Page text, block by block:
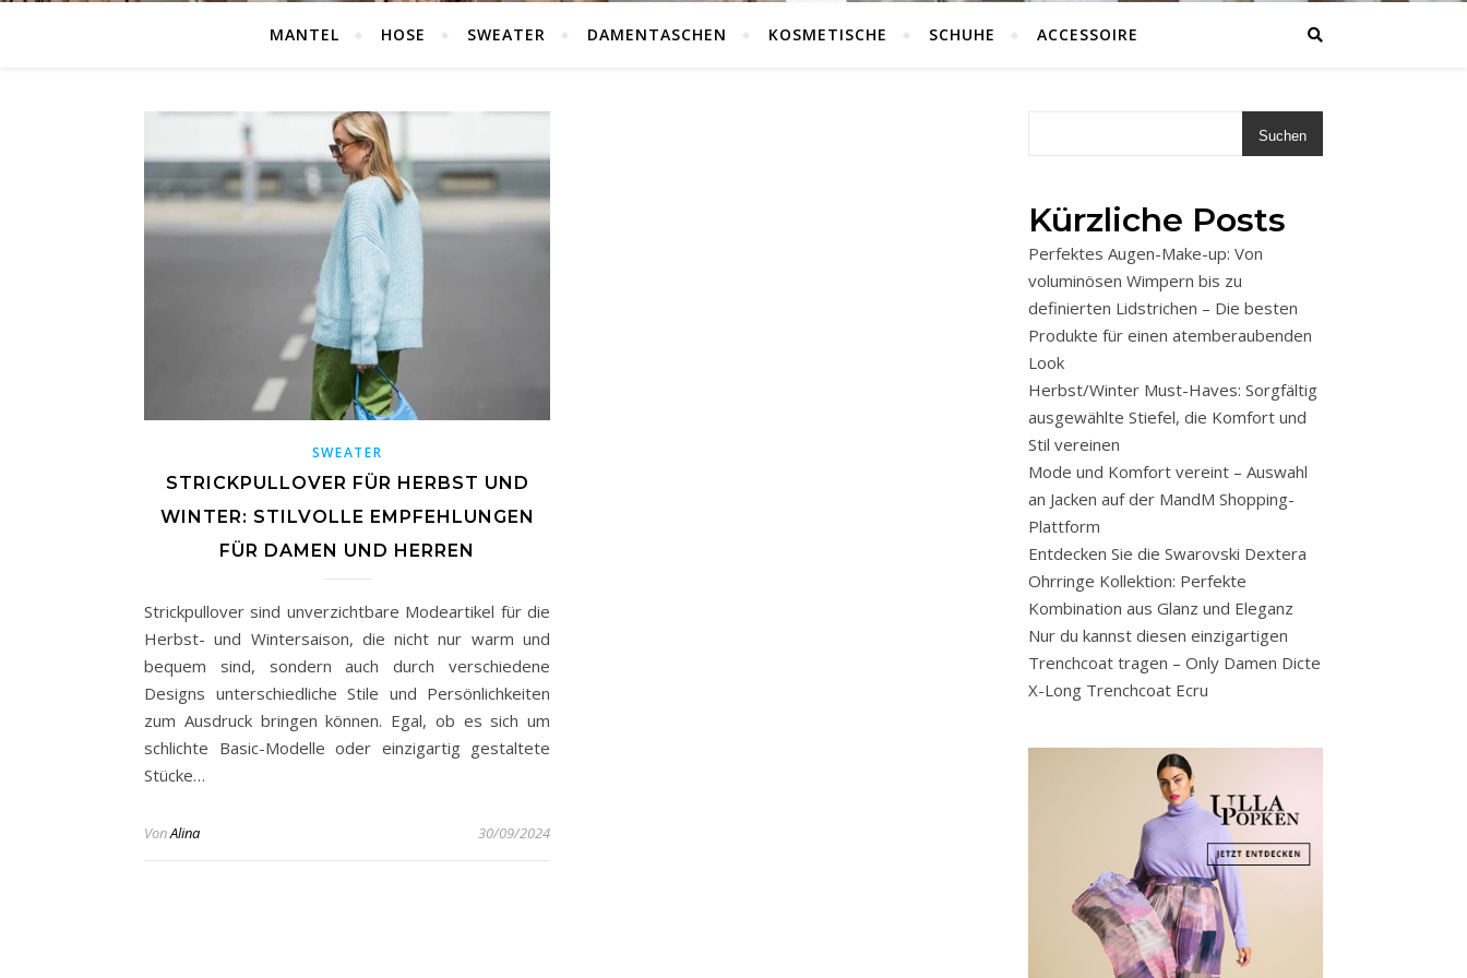
MANTEL HOSE SWEATER DAMENTASCHEN KOSMETISCHE SCHUHE ACCESSOIRE
SWEATER
STRICKPULLOVER FÜR HERBST UND
WINTER: STILVOLLE EMPFEHLUNGEN
FÜR DAMEN UND HERREN
Strickpullover sind unverzichtbare Modeartikel für die
Herbst- und Wintersaison, die nicht nur warm und
bequem sind, sondern auch durch verschiedene
Designs unterschiedliche Stile und Persönlichkeiten
zum Ausdruck bringen können. Egal, ob es sich um
schlichte Basic-Modelle oder einzigartig gestaltete
Stücke…
VonAlina 30/09/2024
Suchen
Kürzliche Posts
Perfektes Augen-Make-up: Von
voluminösen Wimpern bis zu
definierten Lidstrichen – Die besten
Produkte für einen atemberaubenden
Look
Herbst/Winter Must-Haves: Sorgfältig
ausgewählte Stiefel, die Komfort und
Stil vereinen
Mode und Komfort vereint – Auswahl
an Jacken auf der MandM Shopping-
Plattform
Entdecken Sie die Swarovski Dextera
Ohrringe Kollektion: Perfekte
Kombination aus Glanz und Eleganz
Nur du kannst diesen einzigartigen
Trenchcoat tragen – Only Damen Dicte
X-Long Trenchcoat Ecru